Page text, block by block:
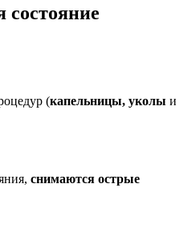
состояние
(капельницы, уколы и
снимаются острые